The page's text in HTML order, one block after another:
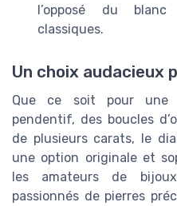
l’opposé du
classiques.
Un choix audacieux
Que ce soit pour une
pendentif, des boucles
de plusieurs carats, le
une option originale et
les amateurs de
passionnés de pierres